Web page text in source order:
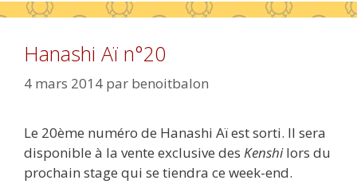
Hanashi Aï n°20
4 mars 2014 par benoitbalon
Le 20ème numéro de Hanashi Aï est sorti. Il sera
disponible à la vente exclusive des Kenshilors du
prochain stage qui se tiendra ce week-end.